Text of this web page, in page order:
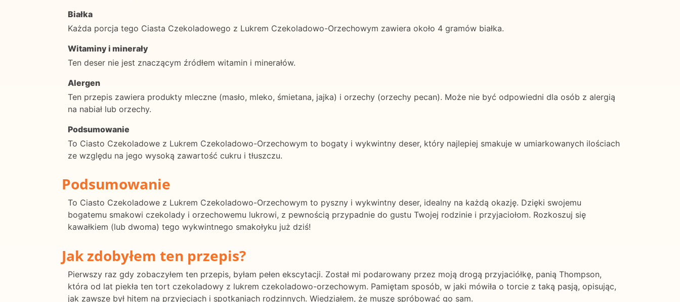
Białka
Każda porcja tego Ciasta Czekoladowego z Lukrem Czekoladowo-Orzechowym zawiera około 4 gramów białka.
Witaminy i minerały
Ten deser nie jest znaczącym źródłem witamin i minerałów.
Alergen
Ten przepis zawiera produkty mleczne (masło, mleko, śmietana, jajka) i orzechy (orzechy pecan). Może nie być odpowiedni dla osób z alergią
na nabiał lub orzechy.
Podsumowanie
To Ciasto Czekoladowe z Lukrem Czekoladowo-Orzechowym to bogaty i wykwintny deser, który najlepiej smakuje w umiarkowanych ilościach
ze względu na jego wysoką zawartość cukru i tłuszczu.
Podsumowanie
To Ciasto Czekoladowe z Lukrem Czekoladowo-Orzechowym to pyszny i wykwintny deser, idealny na każdą okazję. Dzięki swojemu
bogatemu smakowi czekolady i orzechowemu lukrowi, z pewnością przypadnie do gustu Twojej rodzinie i przyjaciołom. Rozkoszuj się
kawałkiem (lub dwoma) tego wykwintnego smakołyku już dziś!
Jak zdobyłem ten przepis?
Pierwszy raz gdy zobaczyłem ten przepis, byłam pełen ekscytacji. Został mi podarowany przez moją drogą przyjaciółkę, panią Thompson,
która od lat piekła ten tort czekoladowy z lukrem czekoladowo-orzechowym. Pamiętam sposób, w jaki mówiła o torcie z taką pasją, opisując,
jak zawsze był hitem na przyjęciach i spotkaniach rodzinnych. Wiedziałem, że muszę spróbować go sam.